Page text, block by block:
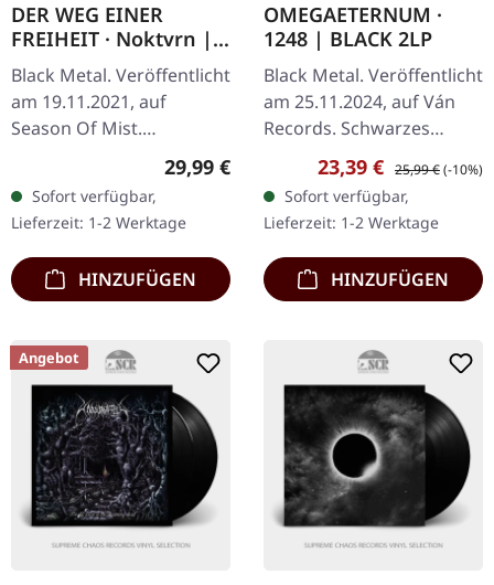
DER WEG EINER
FREIHEIT · Noktvrn |
BLACK 2LP
Black Metal. Veröffentlicht
am 19.11.2021, auf
Season Of Mist.
Schwarzes Doppel-Vinyl
mit Etching auf der D-
Seite im Deluxe-Gatefold-
Cover und Insert…
Regulärer Preis:
29,99 €
Sofort verfügbar,
Lieferzeit: 1-2 Werktage
HINZUFÜGEN
OMEGAETERNUM ·
1248 | BLACK 2LP
Black Metal. Veröffentlicht
am 25.11.2024, auf Ván
Records. Schwarzes
Doppel-Vinyl, Gatefold
Cover mit UV-Highlights,
8-seitiges Booklet auf…
Verkaufspreis:
23,39 € Regulärer Preis:
25,99 €(-10%)
Sofort verfügbar,
Lieferzeit: 1-2 Werktage
HINZUFÜGEN
Angebot